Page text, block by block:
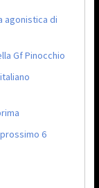
agonistica di
Gf Pinocchio
6